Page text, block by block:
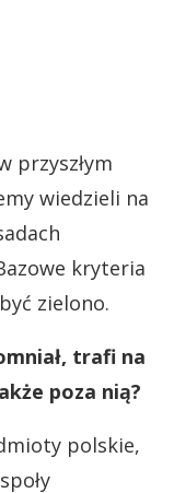
przyszłym
wiedzieli na
kryteria
zielono.
trafi na
poza nią?
polskie,